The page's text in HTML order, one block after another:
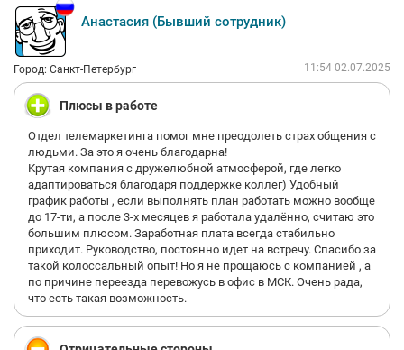
Анастасия (Бывший сотрудник)
Город: Санкт-Петербург 11:54 02.07.2025
Плюсы в работе
Отдел телемаркетинга помог мне преодолеть страх общения с
людьми. За это я очень благодарна!
Крутая компания с дружелюбной атмосферой, где легко
адаптироваться благодаря поддержке коллег) Удобный
график работы , если выполнять план работать можно вообще
до 17-ти, а после 3-х месяцев я работала удалённо, считаю это
большим плюсом. Заработная плата всегда стабильно
приходит. Руководство, постоянно идет на встречу. Спасибо за
такой колоссальный опыт! Но я не прощаюсь с компанией , а
по причине переезда перевожусь в офис в МСК. Очень рада,
что есть такая возможность.